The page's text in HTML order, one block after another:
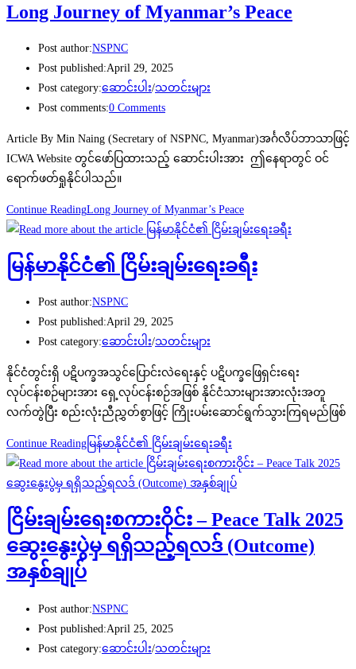
Long Journey of Myanmar’s Peace
Post author:NSPNC
Post published:April 29, 2025
Post category:ဆောင်းပါး/သတင်းများ
Post comments:0 Comments
Article By Min Naing (Secretary of NSPNC, Myanmar)အင်္ဂလိပ်ဘာသာဖြင့်
ICWA Website တွင်ဖော်ပြထားသည့် ဆောင်းပါးအား ဤနေရာတွင် ဝင်
ရောက်ဖတ်ရှုနိုင်ပါသည်။
Continue ReadingLong Journey of Myanmar’s Peace
မြန်မာနိုင်ငံ၏ ငြိမ်းချမ်းရေးခရီး
Post author:NSPNC
Post published:April 29, 2025
Post category:ဆောင်းပါး/သတင်းများ
နိုင်ငံတွင်းရှိ ပဋိပက္ခအသွင်ပြောင်းလဲရေးနှင့် ပဋိပက္ခဖြေရှင်းရေး
လုပ်ငန်းစဉ်များအား ရှေ့လုပ်ငန်းစဉ်အဖြစ် နိုင်ငံသားများအားလုံးအတူ
လက်တွဲပြီး စည်းလုံးညီညွှတ်စွာဖြင့် ကြိုးပမ်းဆောင်ရွက်သွားကြရမည်ဖြစ်
Continue Reading မြန်မာနိုင်ငံ၏ ငြိမ်းချမ်းရေးခရီး
ငြိမ်းချမ်းရေးစကားဝိုင်း – Peace Talk 2025
ဆွေးနွေးပွဲမှ ရရှိသည့်ရလဒ် (Outcome)
အနှစ်ချုပ်
Post author:NSPNC
Post published:April 25, 2025
Post category:ဆောင်းပါး/သတင်းများ